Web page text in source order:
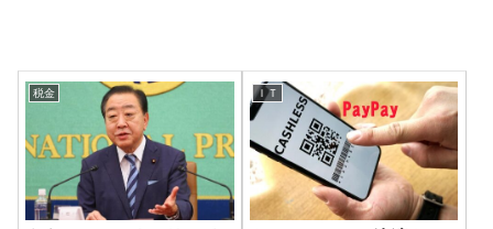
税金 ＩＴ